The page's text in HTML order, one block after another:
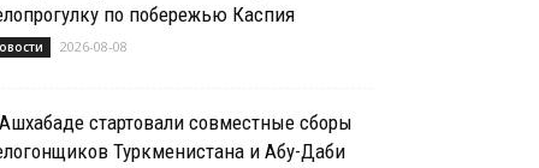
по побережью Каспия
2026-08-08
стартовали совместные сборы
Туркменистана и Абу-Даби